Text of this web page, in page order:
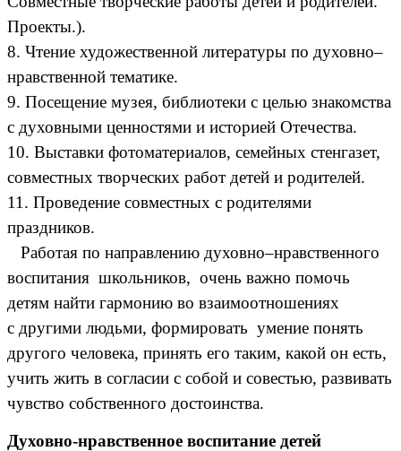
Проекты.).
8. Чтение художественной литературы по духовно–
нравственной тематике.
9. Посещение музея, библиотеки с целью знакомства
с духовными ценностями и историей Отечества.
10. Выставки фотоматериалов, семейных стенгазет,
совместных творческих работ детей и родителей.
11. Проведение совместных с родителями
праздников.
Работая по направлению духовно–нравственного
воспитания школьников, очень важно помочь
детям найти гармонию во взаимоотношениях
с другими людьми, формировать умение понять
другого человека, принять его таким, какой он есть,
учить жить в согласии с собой и совестью, развивать
чувство собственного достоинства.
Духовно-нравственное воспитание детей